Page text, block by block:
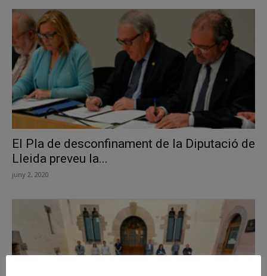
El Pla de desconfinament de la Diputació de
Lleida preveu la...
juny 2, 2020